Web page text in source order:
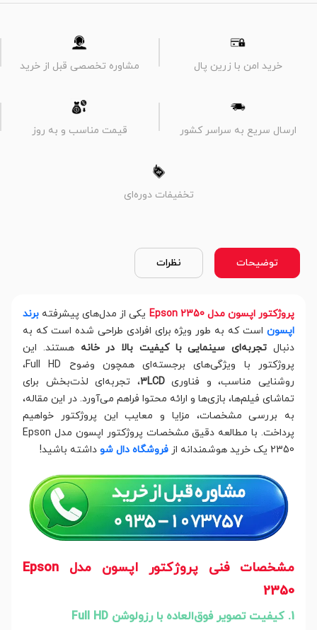
خرید امن با زرین پال مشاوره تخصصی قبل از خرید
ارسال سریع به سراسر کشور قیمت مناسب و به روز
تخفیفات دوره‌ای
توضیحات نظرات
پروژکتور اپسون مدل Epson 2350 یکی از مدل‌های پیشرفته برند
اپسون است که به طور ویژه برای افرادی طراحی شده است که به
دنبال تجربه‌ای سینمایی با کیفیت بالا در خانه هستند. این
پروژکتور با ویژگی‌های برجسته‌ای همچون وضوح Full HD،
روشنایی مناسب، و فناوری3LCD، تجربه‌ای لذت‌بخش برای
تماشای فیلم‌ها، بازی‌ها و ارائه محتوا فراهم می‌آورد. در این مقاله،
به بررسی مشخصات، مزایا و معایب این پروژکتور خواهیم
پرداخت. با مطالعه دقیق مشخصات پروژکتور اپسون مدل Epson
2350 یک خرید هوشمندانه از
فروشگاه دال شو داشته باشید!
مشخصات فنی پروژکتور اپسون مدل Epson
2350
1. کیفیت تصویر فوق‌العاده با رزولوشن Full HD